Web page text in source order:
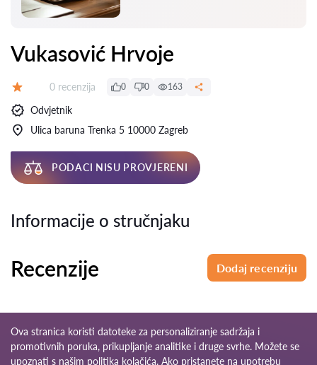
Vukasović Hrvoje
Recenzija:
0 recenzija 0 0 163
Odvjetnik
Ulica baruna Trenka 5 10000 Zagreb
PODACI NISU PROVJERENI
Informacije o stručnjaku
Recenzije Dodaj recenziju
Ova stranica koristi datoteke za personaliziranje sadržaja i
promotivnih poruka, prikupljanje analitike i druge svrhe. Možete se
upoznati s našim politika kolačića. Ako pristanete na upotrebu